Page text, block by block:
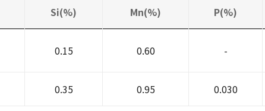
Si(%) Mn(%) P(%)
0.15 0.60 -
0.35 0.95 0.030